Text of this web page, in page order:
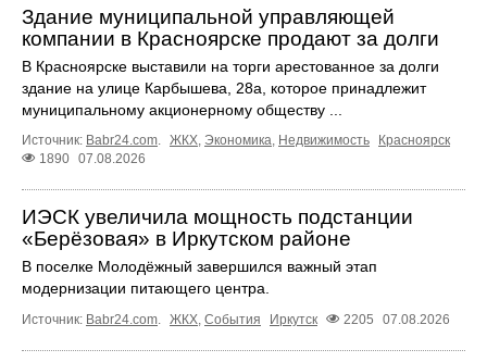
Здание муниципальной управляющей
компании в Красноярске продают за долги
В Красноярске выставили на торги арестованное за долги
здание на улице Карбышева, 28а, которое принадлежит
муниципальному акционерному обществу ...
Источник: Babr24.com. ЖКХ, Экономика, Недвижимость
Красноярск
1890 07.08.2026
ИЭСК увеличила мощность подстанции
«Берёзовая» в Иркутском районе
В поселке Молодёжный завершился важный этап
модернизации питающего центра.
Источник: Babr24.com. ЖКХ, События Иркутск 2205 07.08.2026